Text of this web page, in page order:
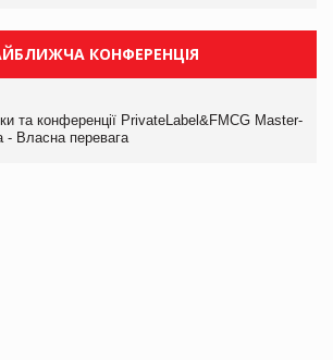
КОНФЕРЕНЦІЯ
та конференції PrivateLabel&FMCG Master-
- Власна перевага